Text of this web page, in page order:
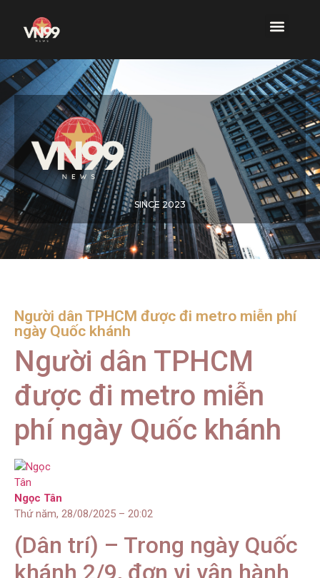
SINCE 2023
Người dân TPHCM được đi metro miễn phí
ngày Quốc khánh
Người dân TPHCM
được đi metro miễn
phí ngày Quốc khánh
Ngọc Tân
Thứ năm, 28/08/2025 – 20:02
(Dân trí) – Trong ngày Quốc
khánh 2/9, đơn vị vận hành